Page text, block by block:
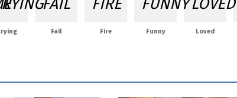
Fail Fire Funny Loved